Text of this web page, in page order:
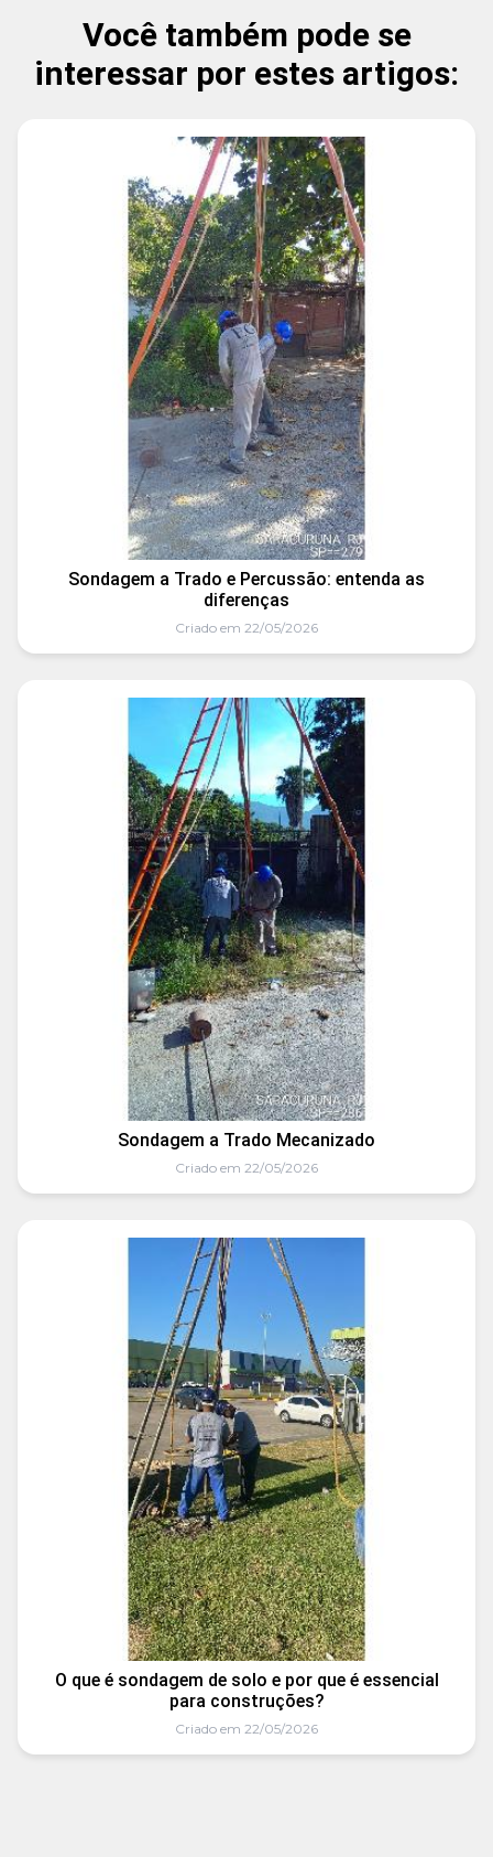
Você também pode se
interessar por estes artigos:
Sondagem a Trado e Percussão: entenda as
diferenças
Criado em 22/05/2026
Sondagem a Trado Mecanizado
Criado em 22/05/2026
O que é sondagem de solo e por que é essencial
para construções?
Criado em 22/05/2026